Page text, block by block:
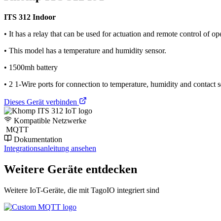
ITS 312 Indoor
• It has a relay that can be used for actuation and remote control of
• This model has a temperature and humidity sensor.
• 1500mh battery
• 2 1-Wire ports for connection to temperature, humidity and contact
Dieses Gerät verbinden
Kompatible Netzwerke
MQTT
Dokumentation
Integrationsanleitung ansehen
Weitere Geräte entdecken
Weitere IoT-Geräte, die mit TagoIO integriert sind